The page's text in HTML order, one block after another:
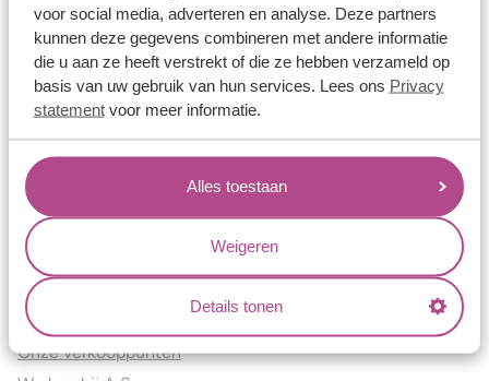
voor social media, adverteren en analyse. Deze partners
kunnen deze gegevens combineren met andere informatie
die u aan ze heeft verstrekt of die ze hebben verzameld op
basis van uw gebruik van hun services. Lees ons Privacy
statementvoor meer informatie.
Alles toestaan
Weigeren
Details tonen
Aller Spanninga
Historie
Certificaten
Blogs
Jouw voordelen
Conflictvrije Materialen
Oneindig veel mogelijkheden
Kwaliteit
Juweliers & Contact
Onze verkooppunten